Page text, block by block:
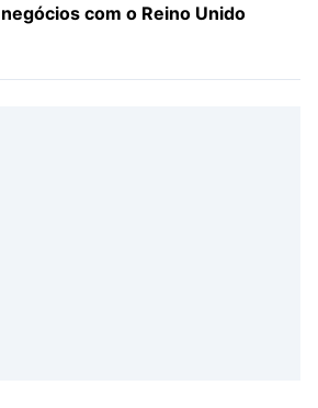
negócios com o Reino Unido